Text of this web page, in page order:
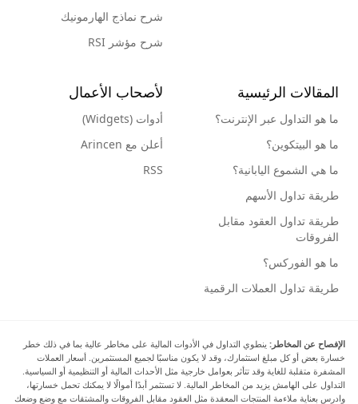
شرح نماذج الهارمونيك
شرح مؤشر RSI
المقالات الرئيسية
ما هو التداول عبر الإنترنت؟
ما هو البيتكوين؟
ما هي الشموع اليابانية؟
طريقة تداول الأسهم
طريقة تداول العقود مقابل
الفروقات
ما هو الفوركس؟
طريقة تداول العملات الرقمية
لأصحاب الأعمال
أدوات (Widgets)
أعلن مع Arincen
RSS
الإفصاح عن المخاطر: ينطوي التداول في الأدوات المالية على مخاطر عالية بما في ذلك خطر
خسارة بعض أو كل مبلغ استثمارك، وقد لا يكون مناسبًا لجميع المستثمرين. أسعار العملات
المشفرة متقلبة للغاية وقد تتأثر بعوامل خارجية مثل الأحداث المالية أو التنظيمية أو السياسية.
التداول على الهامش يزيد من المخاطر المالية. لا تستثمر أبدًا أموالًا لا يمكنك تحمل خسارتها،
وادرس بعناية ملاءمة المنتجات المعقدة مثل العقود مقابل الفروقات والمشتقات مع وضع وضعك